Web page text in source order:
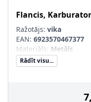
Flancis,
Ražotājs: vika
EAN: 6923570467377
Materiāls: Metāls
Rādīt visu...